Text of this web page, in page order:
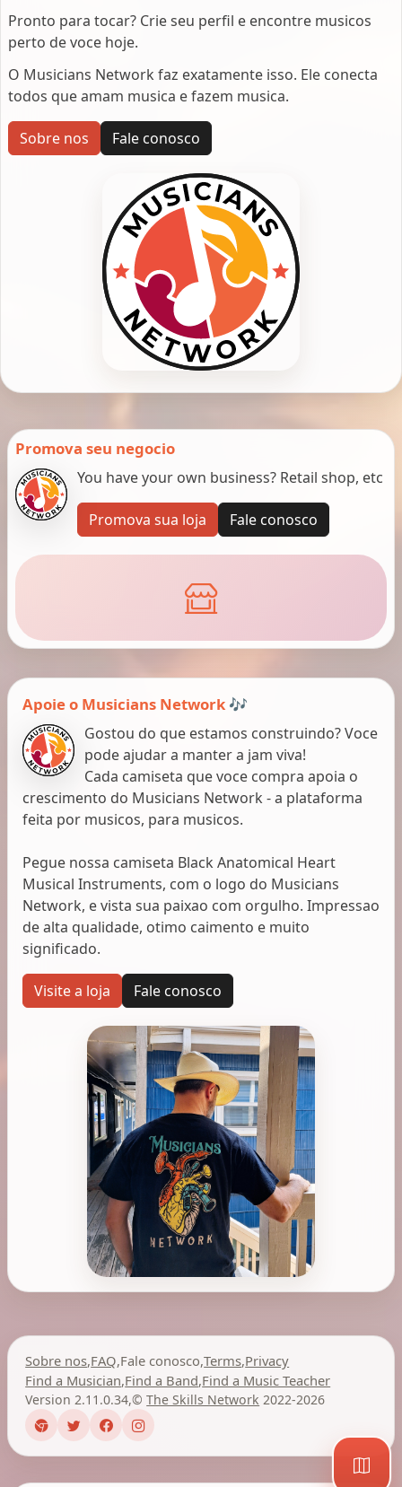
Pronto para tocar? Crie seu perfil e encontre musicos
perto de voce hoje.
O Musicians Network faz exatamente isso. Ele conecta
todos que amam musica e fazem musica.
Sobre nos Fale conosco
Promova seu negocio
You have your own business? Retail shop, etc
Promova sua loja Fale conosco
Apoie o Musicians Network 🎶
Gostou do que estamos construindo? Voce
pode ajudar a manter a jam viva!
Cada camiseta que voce compra apoia o
crescimento do Musicians Network - a plataforma
feita por musicos, para musicos.
Pegue nossa camiseta Black Anatomical Heart
Musical Instruments, com o logo do Musicians
Network, e vista sua paixao com orgulho. Impressao
de alta qualidade, otimo caimento e muito
significado.
Visite a loja Fale conosco
Sobre nos,FAQ,Fale conosco,Terms,Privacy
Find a Musician,Find a Band,Find a Music Teacher
Version 2.11.0.34,©The Skills Network 2022-2026